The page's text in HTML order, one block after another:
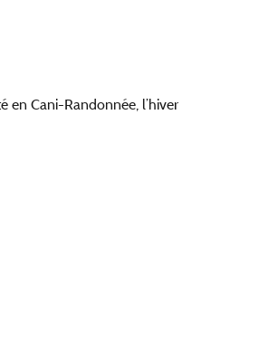
en Cani-Randonnée, l’hiver